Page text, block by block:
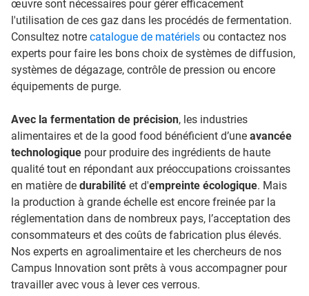
œuvre sont nécessaires pour gérer efficacement
l'utilisation de ces gaz dans les procédés de fermentation.
Consultez notre catalogue de matériels ou contactez nos
experts pour faire les bons choix de systèmes de diffusion,
systèmes de dégazage, contrôle de pression ou encore
équipements de purge.
Avec la fermentation de précision, les industries
alimentaires et de la good food bénéficient d’une avancée
technologique pour produire des ingrédients de haute
qualité tout en répondant aux préoccupations croissantes
en matière de durabilité et d'empreinte écologique. Mais
la production à grande échelle est encore freinée par la
réglementation dans de nombreux pays, l’acceptation des
consommateurs et des coûts de fabrication plus élevés.
Nos experts en agroalimentaire et les chercheurs de nos
Campus Innovation sont prêts à vous accompagner pour
travailler avec vous à lever ces verrous.